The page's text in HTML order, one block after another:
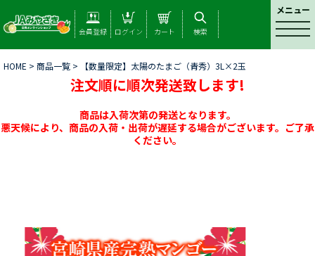
メニュー
t
a
会員登録 ログイン カート 検索
HOME > 商品一覧 > 【数量限定】太陽のたまご（青秀）3L×2玉
注文順に順次発送致します!
商品は入荷次第の発送となります。
悪天候により、商品の入荷・出荷が遅延する場合がございます。ご了承
ください。